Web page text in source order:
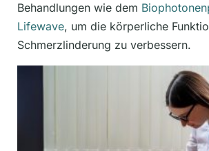
Behandlungen wie dem
Lifewave, um die körperliche
Schmerzlinderung zu verbessern.